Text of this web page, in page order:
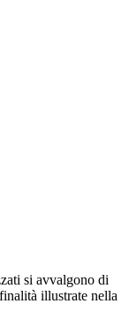
si avvalgono di
illustrate nella